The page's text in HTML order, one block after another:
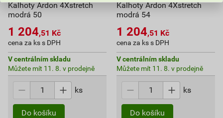
Kalhoty Ardon 4Xstretch
modrá 50
1 204,51 Kč
cena za ks s DPH
V centrálním skladu
Můžete mít 11. 8. v prodejně
ks
Do košíku
Kalhoty Ardon 4Xstretch
modrá 54
1 204,51 Kč
cena za ks s DPH
V centrálním skladu
Můžete mít 11. 8. v prodejně
ks
Do košíku